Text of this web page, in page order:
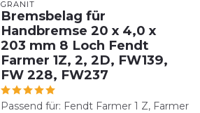
GRANIT
Bremsbelag für
Handbremse 20 x 4,0 x
203 mm 8 Loch Fendt
Farmer 1Z, 2, 2D, FW139,
FW 228, FW237
Passend für: Fendt Farmer 1 Z, Farmer